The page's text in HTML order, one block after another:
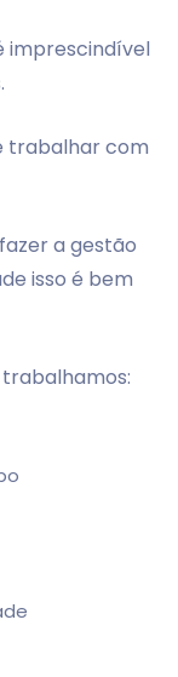
imprescindível
trabalhar com
a gestão
isso é bem